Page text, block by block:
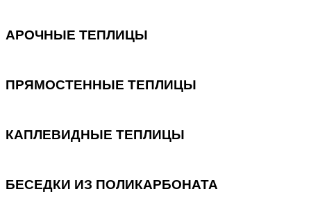
АРОЧНЫЕ ТЕПЛИЦЫ
ПРЯМОСТЕННЫЕ ТЕПЛИЦЫ
КАПЛЕВИДНЫЕ ТЕПЛИЦЫ
БЕСЕДКИ ИЗ ПОЛИКАРБОНАТА